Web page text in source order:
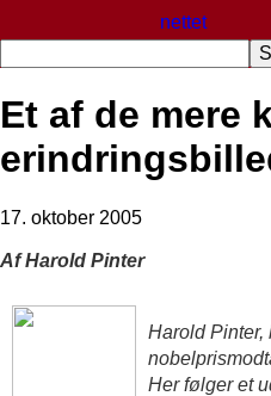
Et af de mere
17. oktober 2005
Af Harold Pinter
Harold Pinter,
Her følger et